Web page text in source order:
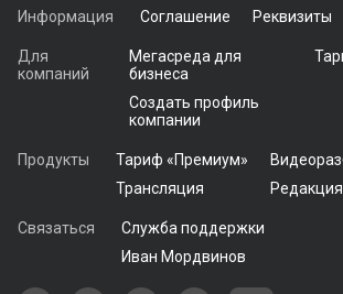
Информация Соглашение Реквизиты
Для
компаний
Мегасреда для
бизнеса
Создать профиль
компании
Продукты Тариф «Премиум»
Трансляция
Редакция
Связаться
Служба поддержки
Иван Мордвинов